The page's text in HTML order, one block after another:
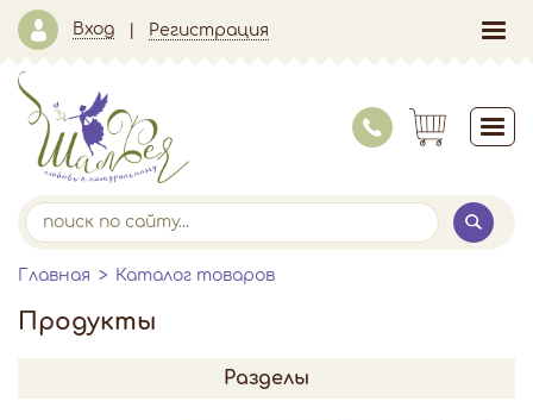
Вход Регистрация
Главная Каталог товаров
Продукты
Разделы